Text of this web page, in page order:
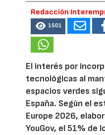
Redacción
1501
El interés por
tecnológicas al
espacios verdes
España. Según el
Europe 2026,
YouGov, el 51% de